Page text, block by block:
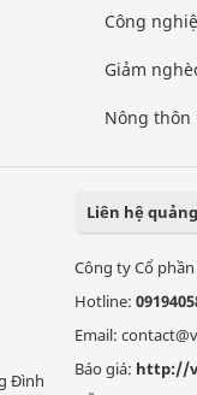
Công
Giảm
Nông thôn
Đình
Liên hệ
Công ty Cổ
Hotline:
Email:
Báo giá: http://